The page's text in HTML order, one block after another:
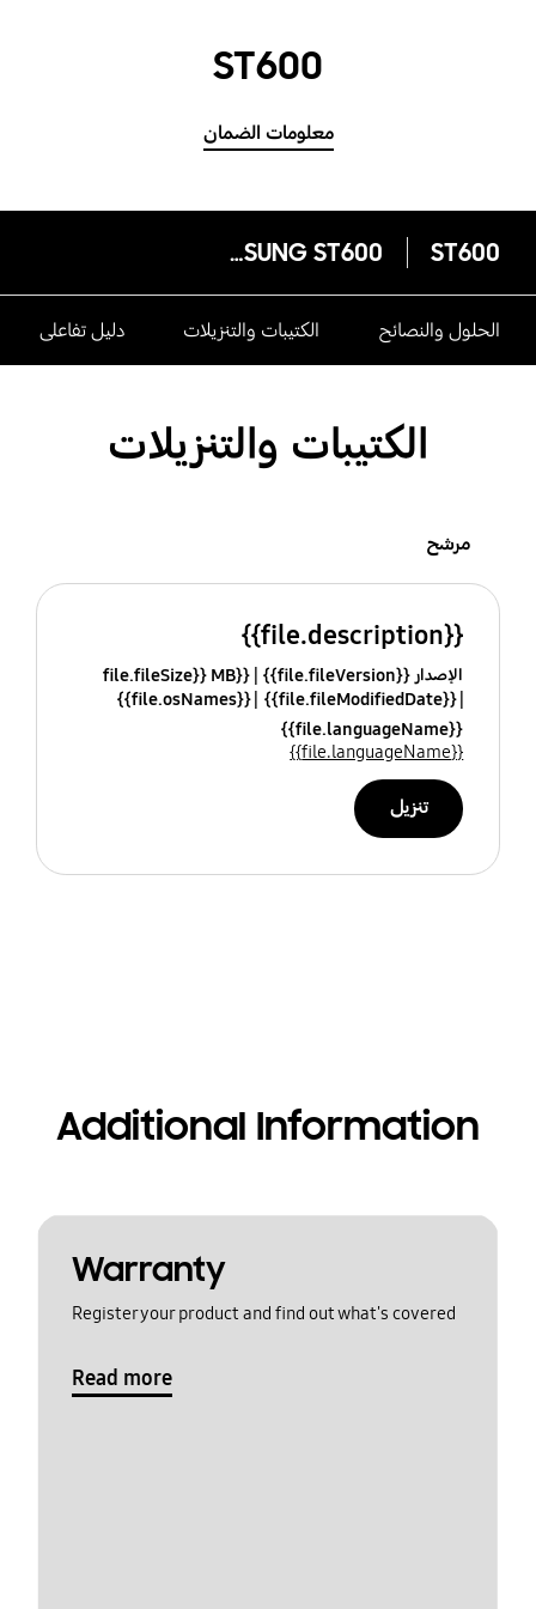
ST600
معلومات الضمان
ST600
SAMSUNG ST600
الحلول والنصائح الكتيبات والتنزيلات دليل تفاعلى
الكتيبات والتنزيلات
مرشح
{{file.description}}
الإصدار {{file.fileVersion}}
{{file.fileSize}} MB
{{file.fileModifiedDate}}
{{file.osNames}}
{{file.languageName}}
{{file.languageName}}
تنزيل
Additional Information
Warranty
Register your product and find out what's covered
Read more